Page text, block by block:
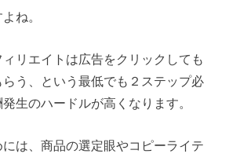
ね。
リエイトは広告をクリックしても
う、という最低でも２ステップ必
生のハードルが高くなります。
は、商品の選定眼やコピーライテ